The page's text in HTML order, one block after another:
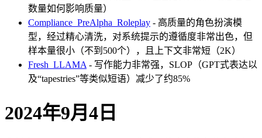
数量如何影响质量）
Compliance_PreAlpha_Roleplay - 高质量的角色扮演模
型，经过精心清洗，对系统提示的遵循度非常出色，但
样本量很小（不到500个），且上下文非常短（2K）
Fresh_LLAMA- 写作能力非常强，SLOP（GPT式表达以
及“tapestries”等类似短语）减少了约85%
2024年9月4日